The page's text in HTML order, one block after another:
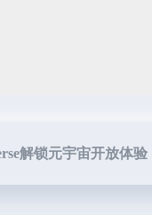
解锁元宇宙开放体验